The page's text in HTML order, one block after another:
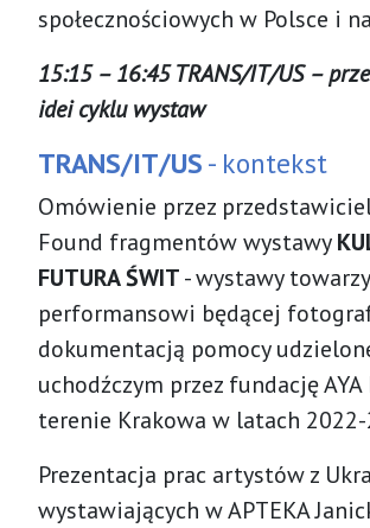
społecznościowych w Polsce i
15:15 – 16:45 TRANS/IT/US –
idei cyklu wystaw
TRANS/IT/US - kontekst
Omówienie przez
Found fragmentów wystawy
FUTURA ŚWIT- wystawy
performansowi będącej
dokumentacją pomocy
uchodźczym przez fundację
terenie Krakowa w latach 2022-
Prezentacja prac artystów z
wystawiających w APTEKA